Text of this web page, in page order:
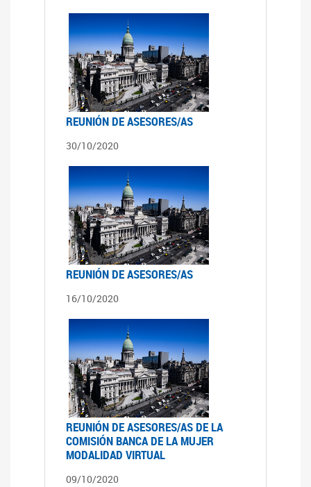
REUNIÓN DE ASESORES/AS
30/10/2020
REUNIÓN DE ASESORES/AS
16/10/2020
REUNIÓN DE ASESORES/AS DE LA
COMISIÓN BANCA DE LA MUJER
MODALIDAD VIRTUAL
09/10/2020